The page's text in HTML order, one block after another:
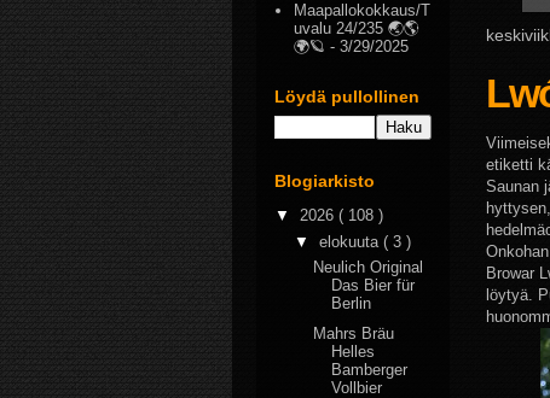
etiketti
Saunan
Browar
löytyä.
Maapallokokkaus/T
uvalu 24/235 🌏🌎
🌍🪐 - 3/29/2025
Löydä pullollinen
Blogiarkisto
▼ 2026 ( 108 )
▼ elokuuta ( 3 )
Neulich Original
Das Bier für
Berlin
Mahrs Bräu
Helles
Bamberger
Vollbier